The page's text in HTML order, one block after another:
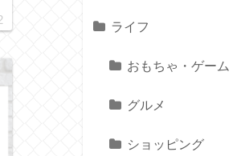
ライフ
おもちゃ・ゲーム
グルメ
ショッピング